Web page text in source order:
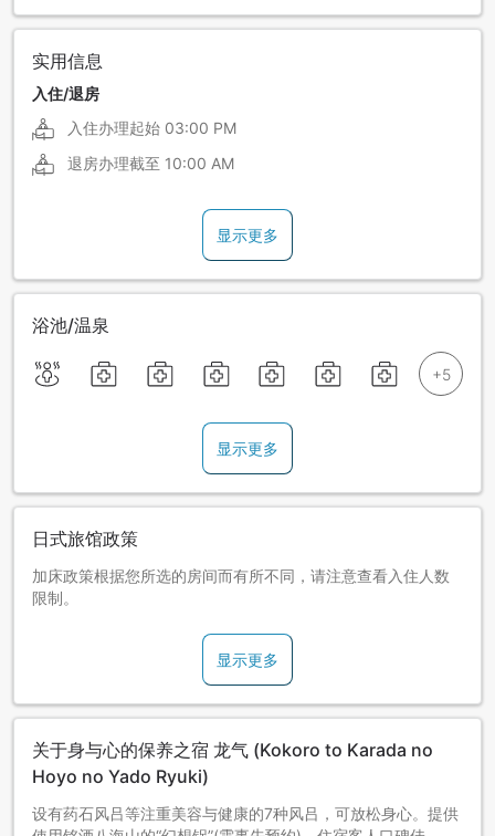
实用信息
入住/退房
入住办理起始 03:00 PM
退房办理截至 10:00 AM
显示更多
浴池/温泉
显示更多
日式旅馆政策
加床政策根据您所选的房间而有所不同，请注意查看入住人数
限制。
显示更多
关于身与心的保养之宿 龙气 (Kokoro to Karada no
Hoyo no Yado Ryuki)
设有药石风吕等注重美容与健康的7种风吕，可放松身心。提供